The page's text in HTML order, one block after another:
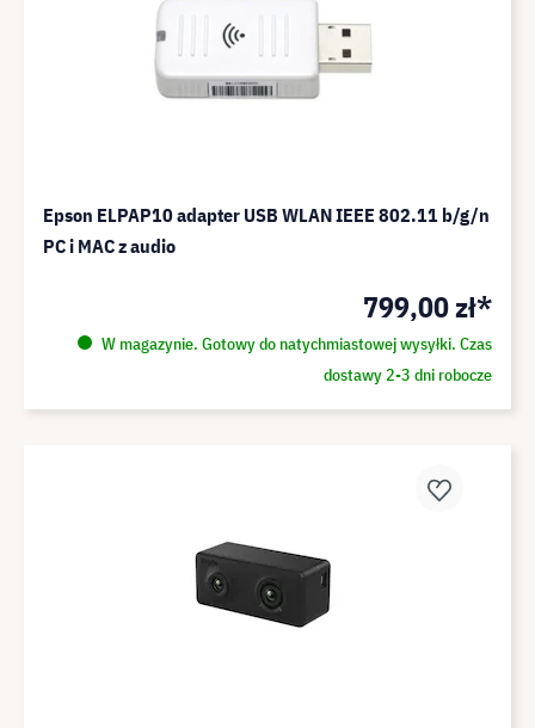
Epson ELPAP10 adapter USB WLAN IEEE 802.11 b/g/n
PC i MAC z audio
799,00 zł*
W magazynie. Gotowy do natychmiastowej wysyłki. Czas
dostawy 2-3 dni robocze